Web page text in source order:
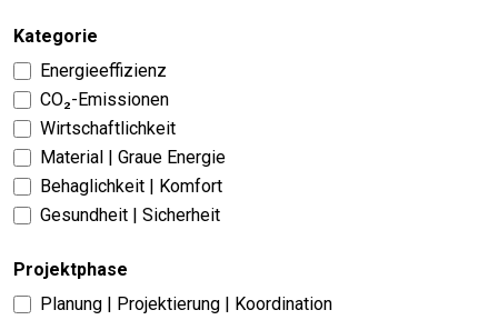
Kategorie
Energieeffizienz
CO₂-Emissionen
Wirtschaftlichkeit
Material | Graue Energie
Behaglichkeit | Komfort
Gesundheit | Sicherheit
Projektphase
Planung | Projektierung | Koordination